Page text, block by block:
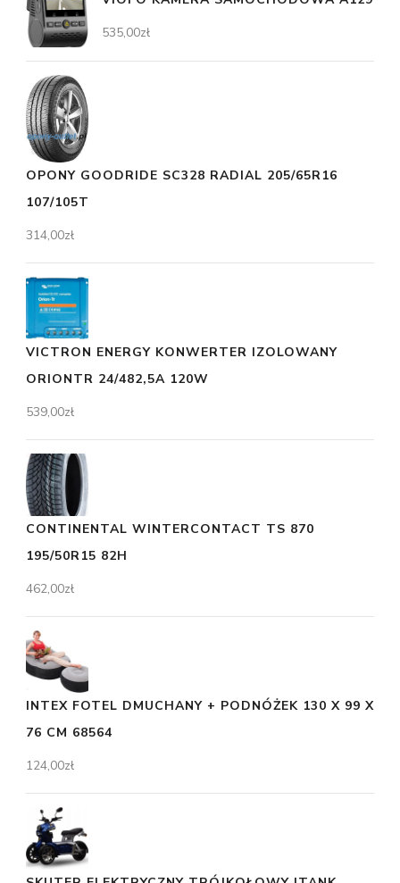
535,00zł
OPONY GOODRIDE SC328 RADIAL 205/65R16
107/105T
314,00zł
VICTRON ENERGY KONWERTER IZOLOWANY
ORIONTR 24/482,5A 120W
539,00zł
CONTINENTAL WINTERCONTACT TS 870
195/50R15 82H
462,00zł
INTEX FOTEL DMUCHANY + PODNÓŻEK 130 X 99 X
76 CM 68564
124,00zł